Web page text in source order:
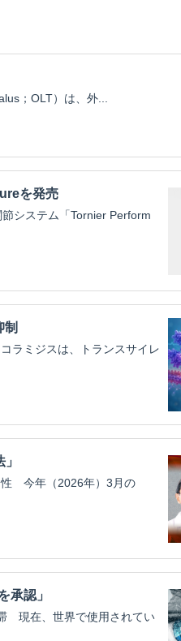
；OLT）は、外...
を発売
システム「Tornier Perform
制
ラミジスは、トランスサイレ
性 今年（2026年）3月の
承認」
現在、世界で使用されてい